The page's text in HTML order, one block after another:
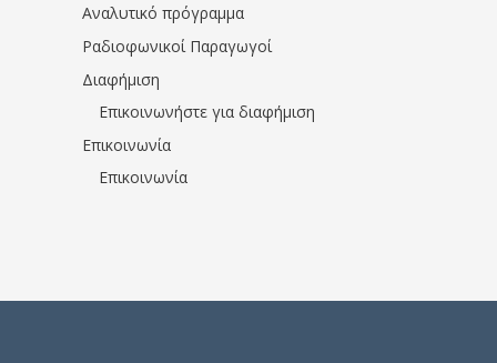
Αναλυτικό πρόγραμμα
Ραδιοφωνικοί Παραγωγοί
Διαφήμιση
Επικοινωνήστε για διαφήμιση
Επικοινωνία
Επικοινωνία